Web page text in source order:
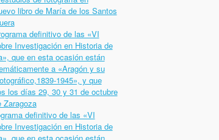
libro de María de los Santos
definitivo de las «VI
Investigación en Historia de
que en esta ocasión están
a «Aragón y su
1945», y que
los días 29, 30 y 31 de octubre
Zaragoza
definitivo de las «VI
Investigación en Historia de